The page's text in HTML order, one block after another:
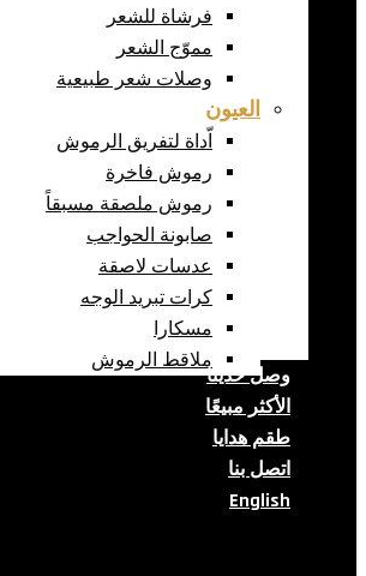
فرشاة للشعر
مموّج الشعر
وصلات شعر طبيعية
العيون
اّداة لتفريق الرموش
رموش فاخرة
رموش ملصقة مسبقاً
صابونة الحواجب
عدسات لاصقة
كرات تبريد الوجه
مسكارا
ملاقط الرموش
وصل حديثا
الأكثر مبيعًا
طقم هدايا
اتصل بنا
English